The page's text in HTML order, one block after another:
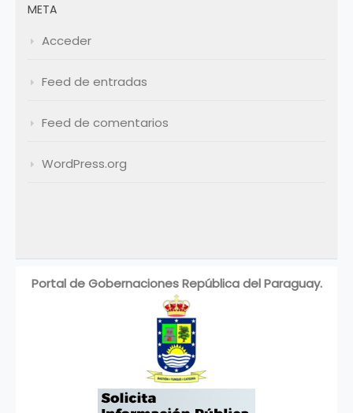
META
Acceder
Feed de entradas
Feed de comentarios
WordPress.org
Portal de Gobernaciones República del Paraguay.